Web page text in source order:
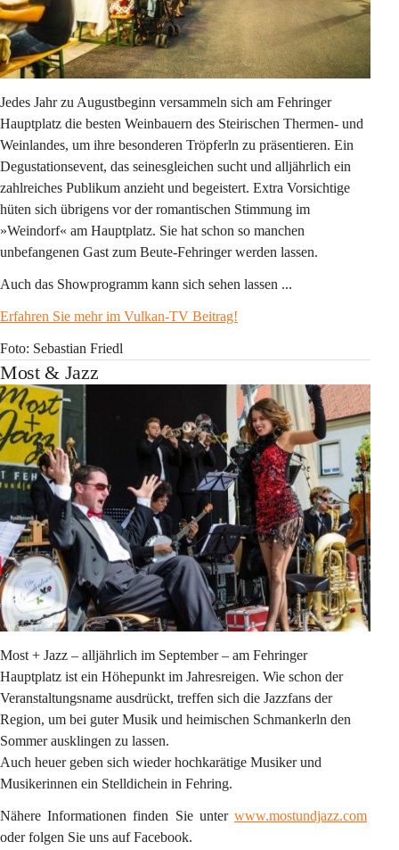
Jedes Jahr zu Augustbeginn versammeln sich am Fehringer
Hauptplatz die besten Weinbauern des Steirischen Thermen- und
Weinlandes, um ihre besonderen Tröpferln zu präsentieren. Ein
Degustationsevent, das seinesgleichen sucht und alljährlich ein
zahlreiches Publikum anzieht und begeistert. Extra Vorsichtige
hüten sich übrigens vor der romantischen Stimmung im
»Weindorf« am Hauptplatz. Sie hat schon so manchen
unbefangenen Gast zum Beute-Fehringer werden lassen.
Auch das Showprogramm kann sich sehen lassen ...
Erfahren Sie mehr im Vulkan-TV Beitrag!
Foto: Sebastian Friedl
Most & Jazz
Most + Jazz – alljährlich im September – am Fehringer
Hauptplatz ist ein Höhepunkt im Jahresreigen. Wie schon der
Veranstaltungsname ausdrückt, treffen sich die Jazzfans der
Region, um bei guter Musik und heimischen Schmankerln den
Sommer ausklingen zu lassen.
Auch heuer geben sich wieder hochkarätige Musiker und
Musikerinnen ein Stelldichein in Fehring.
Nähere Informationen finden Sie unter www.mostundjazz.com
oder folgen Sie uns auf Facebook.